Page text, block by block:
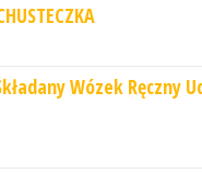
Wózek Ręczny